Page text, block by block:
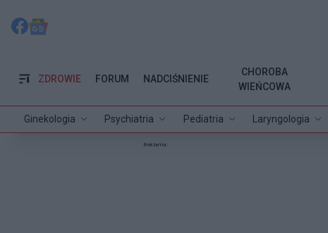
ZDROWIE
Ginekologia Psychiatria Pediatria Laryngologia
FORUM NADCIŚNIENIE
CHOROBA
WIEŃCOWA
Reklama: